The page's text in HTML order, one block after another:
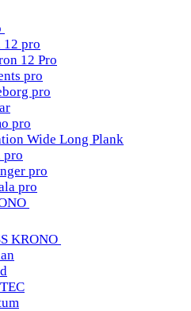
12 pro
12 Pro
pro
pro
pro
Wide Long Plank
pro
pro
pro
KRONO